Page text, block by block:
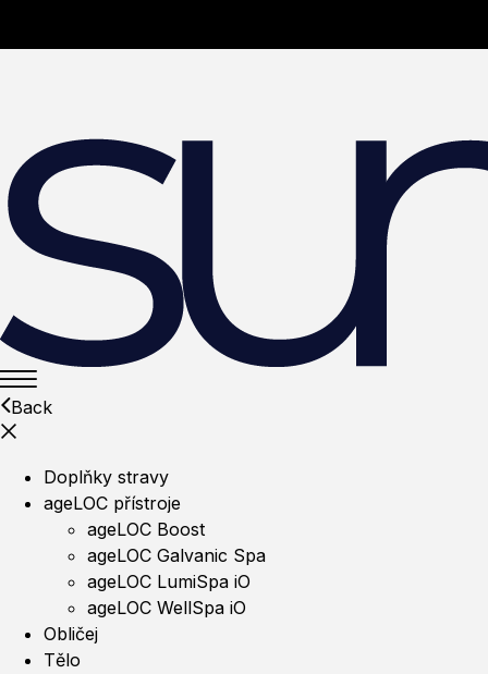
Back
Doplňky stravy
ageLOC přístroje
ageLOC Boost
ageLOC Galvanic Spa
ageLOC LumiSpa iO
ageLOC WellSpa iO
Obličej
Tělo